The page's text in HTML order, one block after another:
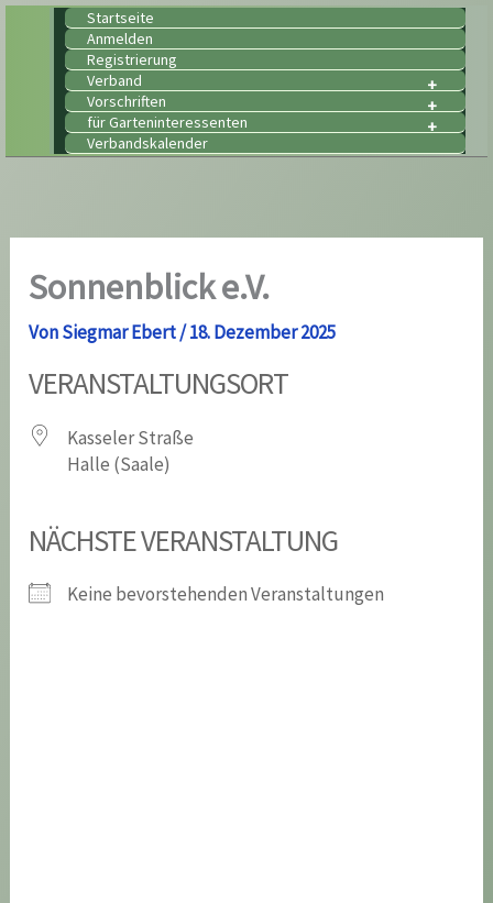
springen
Startseite
Anmelden
Registrierung
Verband
Vorschriften
für Garteninteressenten
Verbandskalender
Sonnenblick e.V.
VonSiegmar Ebert/18. Dezember 2025
VERANSTALTUNGSORT
Kasseler Straße
Halle (Saale)
NÄCHSTE VERANSTALTUNG
Keine bevorstehenden Veranstaltungen